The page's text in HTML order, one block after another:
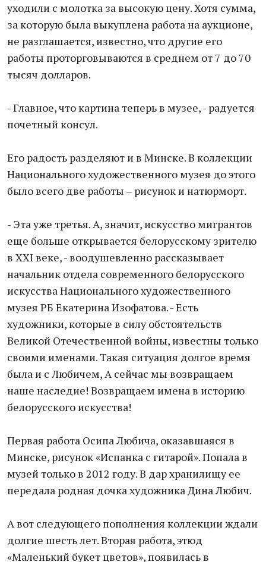
уходили с молотка за высокую цену. Хотя сумма,
за которую была выкуплена работа на аукционе,
не разглашается, известно, что другие его
работы проторговываются в среднем от 7 до 70
тысяч долларов.
- Главное, что картина теперь в музее, - радуется
почетный консул.
Его радость разделяют и в Минске. В коллекции
Национального художественного музея до этого
было всего две работы – рисунок и натюрморт.
- Эта уже третья. А, значит, искусство мигрантов
еще больше открывается белорусскому зрителю
в XXI веке, - воодушевленно рассказывает
начальник отдела современного белорусского
искусства Национального художественного
музея РБ Екатерина Изофатова. - Есть
художники, которые в силу обстоятельств
Великой Отечественной войны, известны только
своими именами. Такая ситуация долгое время
была и с Любичем, А сейчас мы возвращаем
наше наследие! Возвращаем имена в историю
белорусского искусства!
Первая работа Осипа Любича, оказавшаяся в
Минске, рисунок «Испанка с гитарой». Попала в
музей только в 2012 году. В дар хранилищу ее
передала родная дочка художника Дина Любич.
А вот следующего пополнения коллекции ждали
долгие шесть лет. Вторая работа, этюд
«Маленький букет цветов», появилась в